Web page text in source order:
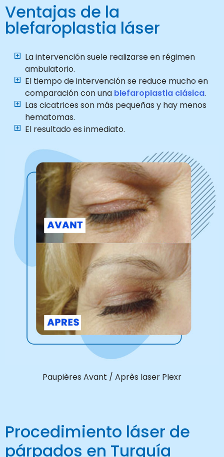
Ventajas de la
blefaroplastia láser
La intervención suele realizarse en régimen
ambulatorio.
El tiempo de intervención se reduce mucho en
comparación con una blefaroplastia clásica.
Las cicatrices son más pequeñas y hay menos
hematomas.
El resultado es inmediato.
Paupières Avant / Après laser Plexr
Procedimiento láser de
párpados en Turquía